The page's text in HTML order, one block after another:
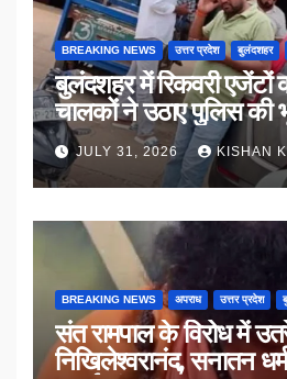
BREAKING NEWS उत्तर प्रदेश बुलंदशहर
बुलंदशहर में रिकवरी एजेंटों की दबंगई,
चालकों ने उठाए पुलिस की
JULY 31, 2026 KISHAN
BREAKING NEWS अपराध उत्तर प्रदेश
संत रामपाल के विरोध में
निखिलेश्वरानंद, सनातन